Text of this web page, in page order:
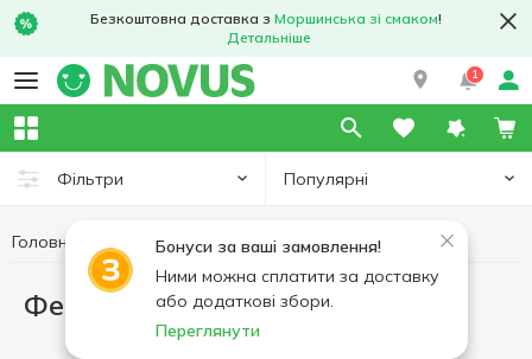
Безкоштовна доставка з Моршинська зі смаком!
Детальніше
1
Фільтри Популярні
Бонуси за ваші замовлення!
Ними можна сплатити за доставку
або додаткові збори.
Переглянути
Головна Фестиваль Рожевих напоїв
Фестиваль Рожевих напоїв